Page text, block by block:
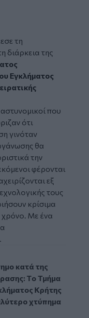
τη
διάρκεια της
Εγκλήματος
που
ότι
γινόταν
θα
την
φέρονται
εξ
τους
κρίσιμα
χρόνο. Με ένα
κατά της
κατά της
Το Τμήμα
Κρήτης
χτύπημα